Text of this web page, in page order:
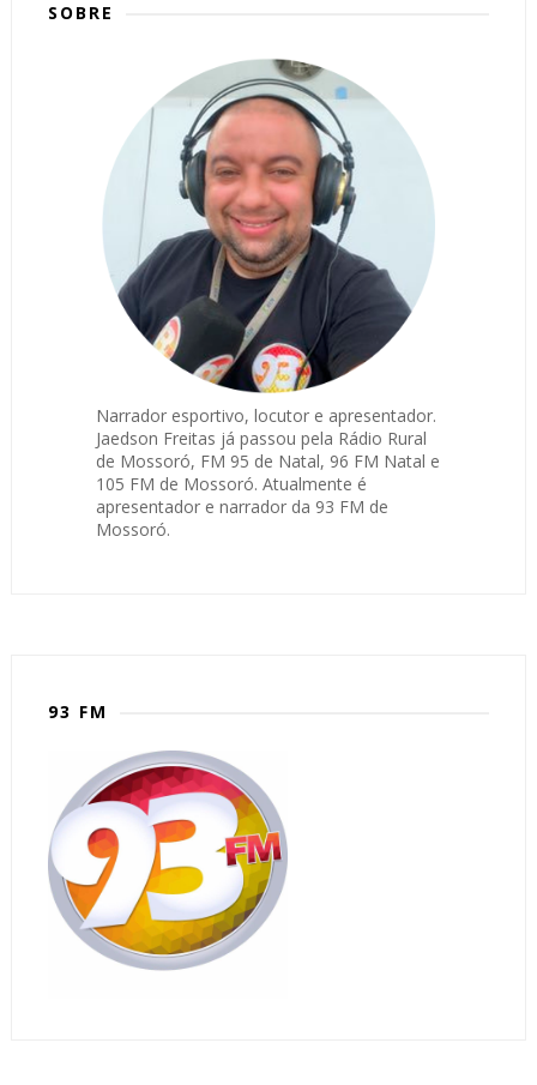
SOBRE
Narrador esportivo, locutor e apresentador.
Jaedson Freitas já passou pela Rádio Rural
de Mossoró, FM 95 de Natal, 96 FM Natal e
105 FM de Mossoró. Atualmente é
apresentador e narrador da 93 FM de
Mossoró.
93 FM